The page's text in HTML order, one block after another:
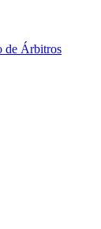
de Árbitros